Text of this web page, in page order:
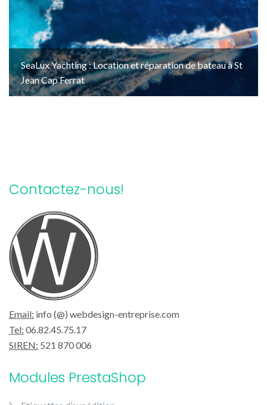
SeaLux Yachting : Location et réparation de bateau à St
Jean Cap Ferrat
Contactez-nous!
Email: info (@) webdesign-entreprise.com
Tel: 06.82.45.75.17
SIREN: 521 870 006
Modules PrestaShop